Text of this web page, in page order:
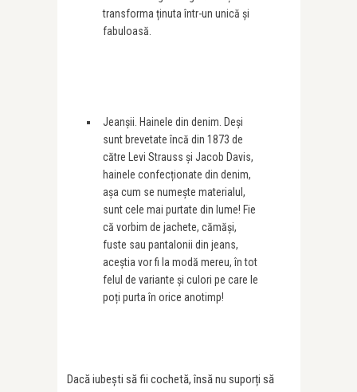
transforma ținuta într-un unică și
fabuloasă.
Jeanșii. Hainele din denim. Deși
sunt brevetate încă din 1873 de
către Levi Strauss și Jacob Davis,
hainele confecționate din denim,
așa cum se numește materialul,
sunt cele mai purtate din lume! Fie
că vorbim de jachete, cămăși,
fuste sau pantalonii din jeans,
aceștia vor fi la modă mereu, în tot
felul de variante și culori pe care le
poți purta în orice anotimp!
Dacă iubești să fii cochetă, însă nu suporți să